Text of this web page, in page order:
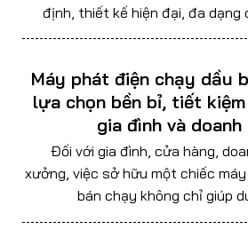
định, thiết kế hiện đại, đa dạng
Máy phát điện chạy dầu
lựa chọn bền bỉ, tiết
gia đình và doanh
Đối với gia đình, cửa hàng,
xưởng, việc sở hữu một chiếc
bán chạy không chỉ giúp